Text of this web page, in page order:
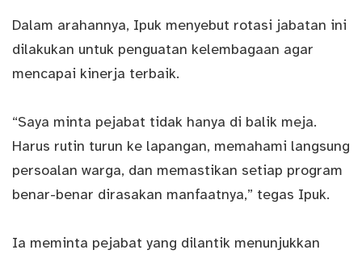
Dalam arahannya, Ipuk menyebut rotasi jabatan ini
dilakukan untuk penguatan kelembagaan agar
mencapai kinerja terbaik.
“Saya minta pejabat tidak hanya di balik meja.
Harus rutin turun ke lapangan, memahami langsung
persoalan warga, dan memastikan setiap program
benar-benar dirasakan manfaatnya,” tegas Ipuk.
Ia meminta pejabat yang dilantik menunjukkan